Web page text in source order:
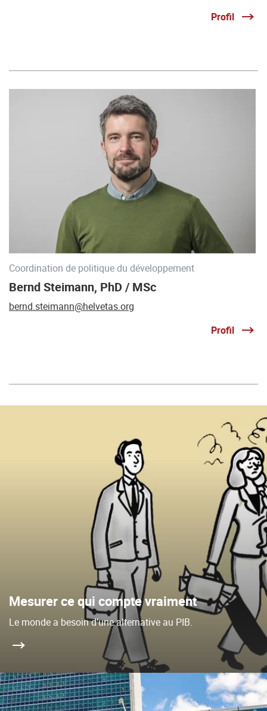
Profil
Coordination de politique du développement
Bernd Steimann, PhD / MSc
bernd.steimann@helvetas.org
Profil
Mesurer ce qui compte vraiment
Le monde a besoin d’une alternative au PIB.